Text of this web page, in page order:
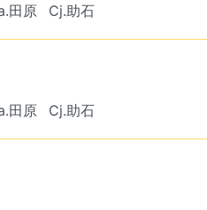
田原 Cj.助石
田原 Cj.助石